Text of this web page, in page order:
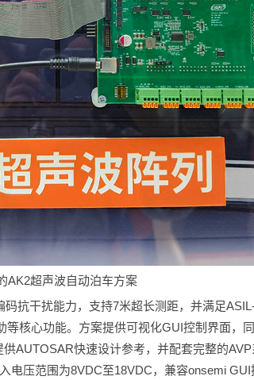
AK2超声波自动泊车方案
抗干扰能力，支持7米超长测距，并满足
核心功能。方案提供可视化GUI控制界面，
AUTOSAR快速设计参考，并配套完整的
电压范围为8VDC至18VDC，兼容onsemi GUI